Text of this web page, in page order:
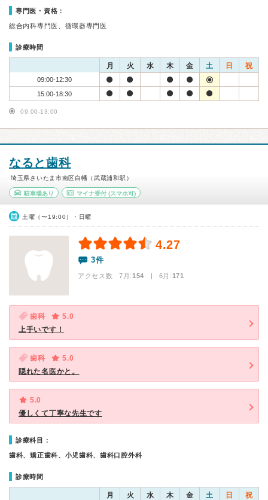
専門医・資格：
総合内科専門医、循環器専門医
診療時間
月 火 水 木 金 土 日 祝
09:00-12:30
15:00-18:30
09:00-13:00
なると歯科
埼玉県さいたま市南区白幡（武蔵浦和駅）
駐車場あり マイナ受付(スマホ可)
土曜（〜19:00）・日曜
4.27
3件
アクセス数 7月:154 | 6月:171
歯科
5.0
上手いです！
歯科
5.0
隠れた名医かと。
5.0
優しくて丁寧な先生です
診療科目：
歯科、矯正歯科、小児歯科、歯科口腔外科
診療時間
月 火 水 木 金 土 日 祝